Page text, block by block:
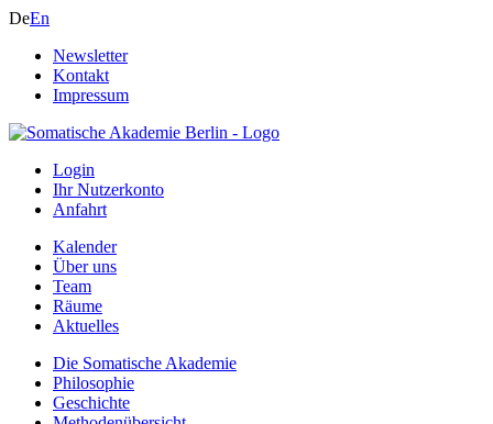
DeEn
Newsletter
Kontakt
Impressum
Login
Ihr Nutzerkonto
Anfahrt
Kalender
Über uns
Team
Räume
Aktuelles
Die Somatische Akademie
Philosophie
Geschichte